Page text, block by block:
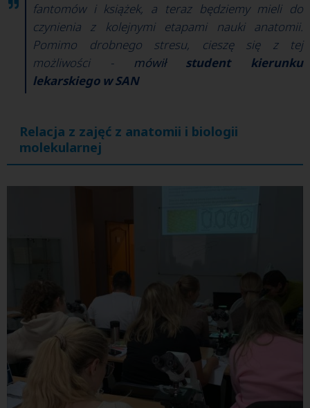
fantomów i książek, a teraz będziemy mieli do
czynienia z kolejnymi etapami nauki anatomii.
Pomimo drobnego stresu, cieszę się z tej
możliwości -mówił
student kierunku
lekarskiego w SAN
Relacja z zajęć z anatomii i biologii
molekularnej